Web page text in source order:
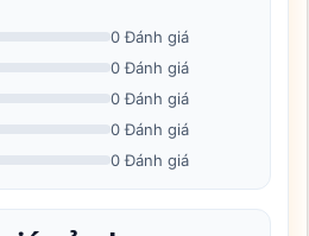
0 Đánh giá
0 Đánh giá
0 Đánh giá
0 Đánh giá
0 Đánh giá